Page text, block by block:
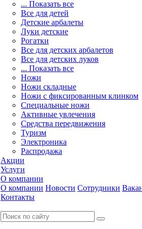
... Показать все
Все для детей
Детские арбалеты
Луки детские
Рогатки
Все для детских арбалетов
Все для детских луков
... Показать все
Ножи
Ножи складные
Ножи с фиксированным клинком
Специальные ножи
Активные увлечения
Средства передвижения
Туризм
Электроника
Распродажа
Акции
Услуги
О компании
О компании Новости Сотрудники
Контакты